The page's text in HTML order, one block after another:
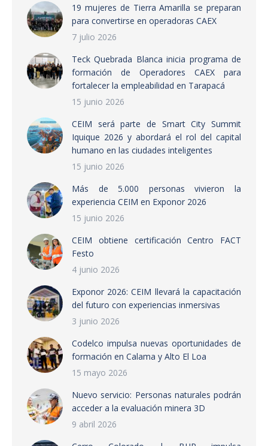
19 mujeres de Tierra Amarilla se preparan
para convertirse en operadoras CAEX
7 julio 2026
Teck Quebrada Blanca inicia programa de
formación de Operadores CAEX para
fortalecer la empleabilidad en Tarapacá
15 junio 2026
CEIM será parte de Smart City Summit
Iquique 2026 y abordará el rol del capital
humano en las ciudades inteligentes
15 junio 2026
Más de 5.000 personas vivieron la
experiencia CEIM en Exponor 2026
15 junio 2026
CEIM obtiene certificación Centro FACT
Festo
4 junio 2026
Exponor 2026: CEIM llevará la capacitación
del futuro con experiencias inmersivas
3 junio 2026
Codelco impulsa nuevas oportunidades de
formación en Calama y Alto El Loa
15 mayo 2026
Nuevo servicio: Personas naturales podrán
acceder a la evaluación minera 3D
9 abril 2026